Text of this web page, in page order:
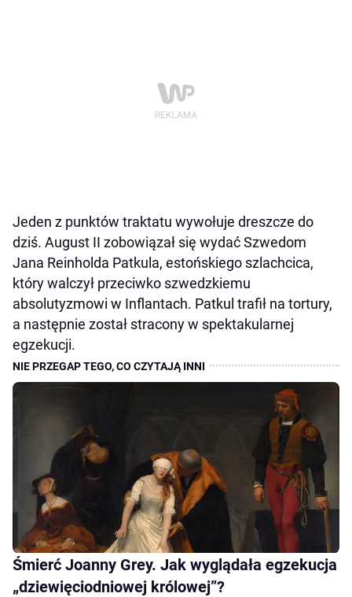
Jeden z punktów traktatu wywołuje dreszcze do
dziś. August II zobowiązał się wydać Szwedom
Jana Reinholda Patkula, estońskiego szlachcica,
który walczył przeciwko szwedzkiemu
absolutyzmowi w Inflantach. Patkul trafił na tortury,
a następnie został stracony w spektakularnej
egzekucji.
Śmierć Joanny Grey. Jak wyglądała egzekucja
„dziewięciodniowej królowej”?